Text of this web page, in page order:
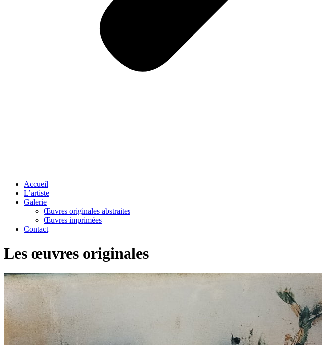
Accueil
L’artiste
Galerie
Œuvres originales abstraites
Œuvres imprimées
Contact
Les œuvres originales